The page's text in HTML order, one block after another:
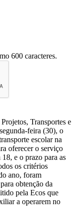
600 caracteres.
Transportes e
feira (30), o
escolar na
oferecer o serviço
e o prazo para as
os critérios
ano, foram
obtenção da
pela Ecos que
a operarem no